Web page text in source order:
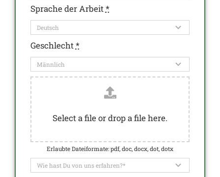
Sprache der Arbeit*
Geschlecht*
Select a file or drop a file here.
Erlaubte Dateiformate: pdf, doc, docx, dot, dotx